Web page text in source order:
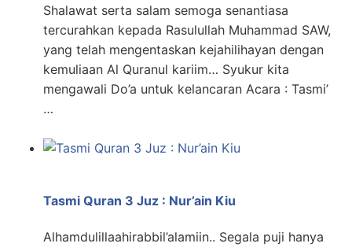
Shalawat serta salam semoga senantiasa
tercurahkan kepada Rasulullah Muhammad SAW,
yang telah mengentaskan kejahilihayan dengan
kemuliaan Al Quranul kariim… Syukur kita
mengawali Do’a untuk kelancaran Acara : Tasmi’
…
Tasmi Quran 3 Juz : Nur’ain Kiu
Alhamdulillaahirabbil’alamiin.. Segala puji hanya